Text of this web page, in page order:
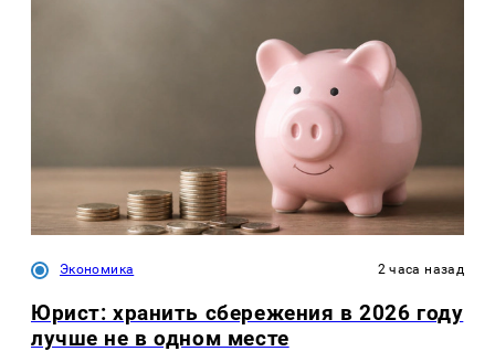
Экономика 2 часа назад
Юрист: хранить сбережения в 2026 году
лучше не в одном месте